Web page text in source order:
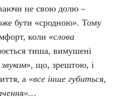
не свою долю –
бути «сродною». Тому
коли «слова
тиша, вимушені
», що, зрештою, і
а «все інше губиться,